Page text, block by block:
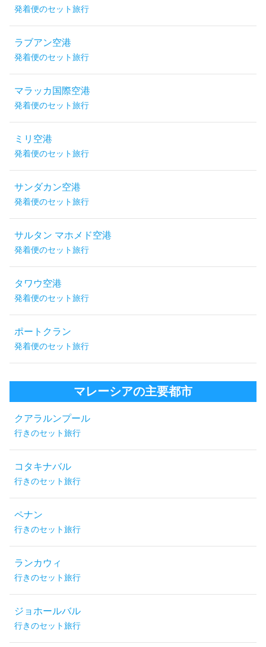
発着便のセット旅行
ラブアン空港
発着便のセット旅行
マラッカ国際空港
発着便のセット旅行
ミリ空港
発着便のセット旅行
サンダカン空港
発着便のセット旅行
サルタン マホメド空港
発着便のセット旅行
タワウ空港
発着便のセット旅行
ポートクラン
発着便のセット旅行
マレーシアの主要都市
クアラルンプール
行きのセット旅行
コタキナバル
行きのセット旅行
ペナン
行きのセット旅行
ランカウィ
行きのセット旅行
ジョホールバル
行きのセット旅行